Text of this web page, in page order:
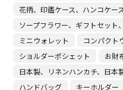
花柄、印鑑ケース、ハンコケー
ソープフラワー、ギフトセット
ミニウォレット
コンパクト
ショルダーポシェット
お財
日本製、リネンハンカチ、日本
ハンドバッグ
キーホルダー